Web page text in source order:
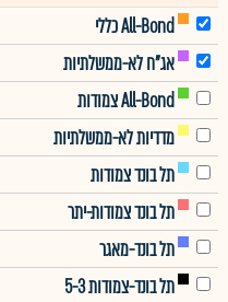
All-Bond כללי
אג"ח לא-ממשלתיות
All-Bond צמודות
מדדיות לא-ממשלתיות
תל בונד צמודות
תל בונד צמודות-יתר
תל בונד-מאגר
תל בונד-צמודות 5-3